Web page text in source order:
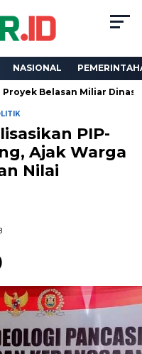
NASIONAL
Miliar Dinas PKPCK
PIP-
Ajak Warga
Nilai